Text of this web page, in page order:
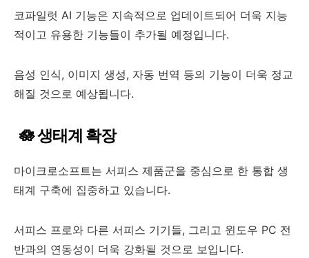
코파일럿 AI 기능은 지속적으로 업데이트되어 더욱 지능
적이고 유용한 기능들이 추가될 예정입니다.
음성 인식, 이미지 생성, 자동 번역 등의 기능이 더욱 정교
해질 것으로 예상됩니다.
🪷 생태계 확장
마이크로소프트는 서피스 제품군을 중심으로 한 통합 생
태계 구축에 집중하고 있습니다.
서피스 프로와 다른 서피스 기기들, 그리고 윈도우 PC 전
반과의 연동성이 더욱 강화될 것으로 보입니다.